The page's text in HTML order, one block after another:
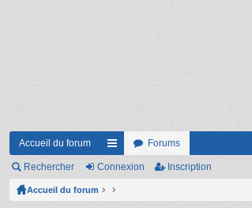
Accueil du forum
ac
co
Forums
Rechercher Connexion Inscription
Accueil du forum